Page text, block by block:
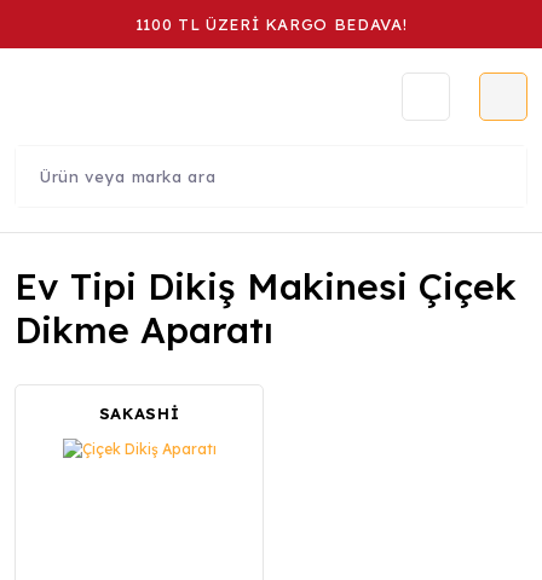
1100 TL ÜZERİ KARGO BEDAVA!
Ev Tipi Dikiş Makinesi Çiçek
Dikme Aparatı
SAKASHİ